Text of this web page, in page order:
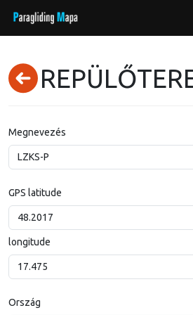
Megnevezés
GPS latitude
longitude
Ország